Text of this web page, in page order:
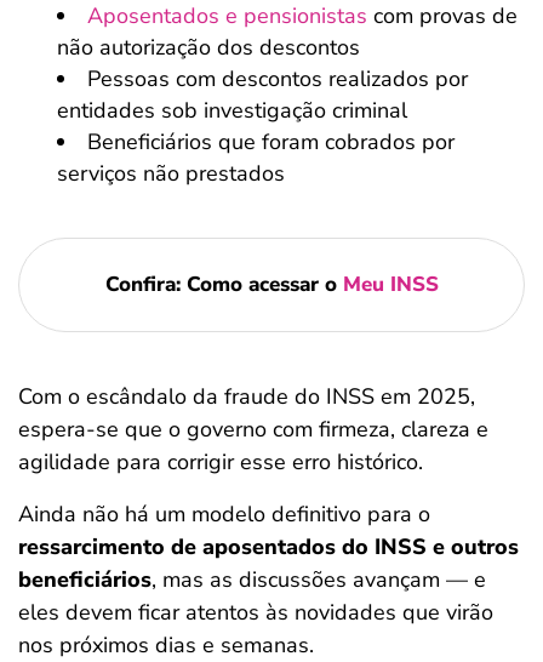
Aposentados e pensionistas com provas de
não autorização dos descontos
Pessoas com descontos realizados por
entidades sob investigação criminal
Beneficiários que foram cobrados por
serviços não prestados
Confira: Como acessar o Meu INSS
Com o escândalo da fraude do INSS em 2025,
espera-se que o governo com firmeza, clareza e
agilidade para corrigir esse erro histórico.
Ainda não há um modelo definitivo para o
ressarcimento de aposentados do INSS e outros
beneficiários, mas as discussões avançam — e
eles devem ficar atentos às novidades que virão
nos próximos dias e semanas.